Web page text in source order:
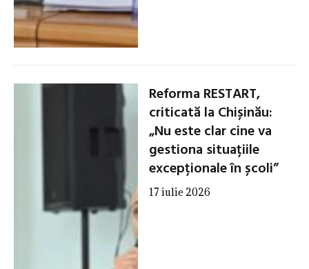
Reforma RESTART,
criticată la Chișinău:
„Nu este clar cine va
gestiona situațiile
excepționale în școli”
17 iulie 2026